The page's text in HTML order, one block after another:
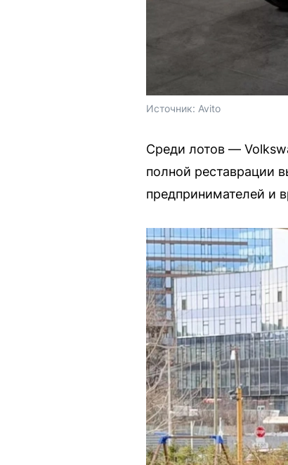
Источник: Avito
Среди лотов —
полной реставрации
предпринимателей и